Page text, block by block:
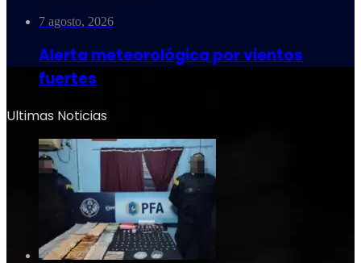
7 agosto, 2026
Alerta meteorológica por vientos
fuertes
Ultimas Noticias